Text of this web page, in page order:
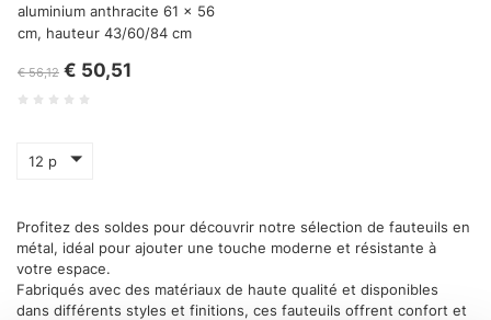
aluminium anthracite 61 x 56
cm, hauteur 43/60/84 cm
€ 56,12 € 50,51
12 p
Profitez des soldes pour découvrir notre sélection de fauteuils en
métal, idéal pour ajouter une touche moderne et résistante à
votre espace.
Fabriqués avec des matériaux de haute qualité et disponibles
dans différents styles et finitions, ces fauteuils offrent confort et